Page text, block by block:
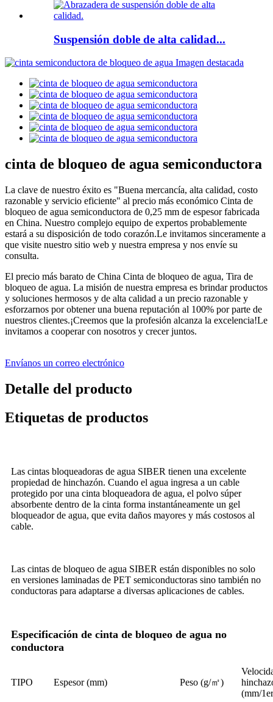
Suspensión doble de alta calidad...
cinta de bloqueo de agua semiconductora
La clave de nuestro éxito es "Buena mercancía, alta calidad, costo
razonable y servicio eficiente" al precio más económico Cinta de
bloqueo de agua semiconductora de 0,25 mm de espesor fabricada
en China. Nuestro complejo equipo de expertos probablemente
estará a su disposición de todo corazón.Le invitamos sinceramente a
que visite nuestro sitio web y nuestra empresa y nos envíe su
consulta.
El precio más barato de China Cinta de bloqueo de agua, Tira de
bloqueo de agua. La misión de nuestra empresa es brindar productos
y soluciones hermosos y de alta calidad a un precio razonable y
esforzarnos por obtener una buena reputación al 100% por parte de
nuestros clientes.¡Creemos que la profesión alcanza la excelencia!Le
invitamos a cooperar con nosotros y crecer juntos.
Envíanos un correo electrónico
Detalle del producto
Etiquetas de productos
Las cintas bloqueadoras de agua SIBER tienen una excelente
propiedad de hinchazón. Cuando el agua ingresa a un cable
protegido por una cinta bloqueadora de agua, el polvo súper
absorbente dentro de la cinta forma instantáneamente un gel
bloqueador de agua, que evita daños mayores y más costosos al
cable.
Las cintas de bloqueo de agua SIBER están disponibles no solo
en versiones laminadas de PET semiconductoras sino también no
conductoras para adaptarse a diversas aplicaciones de cables.
Especificación de cinta de bloqueo de agua no
conductora
TIPO Espesor (mm) Peso (g/㎡)
(mm/